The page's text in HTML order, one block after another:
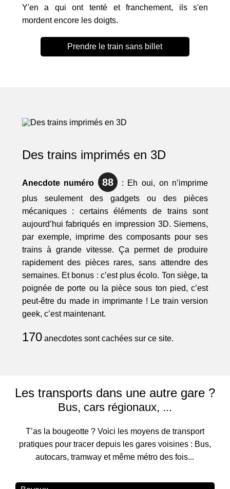
Y'en a qui ont tenté et franchement, ils s'en
mordent encore les doigts.
Prendre le train sans billet
Des trains imprimés en 3D
Anecdote numéro 88 : Eh oui, on n’imprime
plus seulement des gadgets ou des pièces
mécaniques : certains éléments de trains sont
aujourd’hui fabriqués en impression 3D. Siemens,
par exemple, imprime des composants pour ses
trains à grande vitesse. Ça permet de produire
rapidement des pièces rares, sans attendre des
semaines. Et bonus : c’est plus écolo. Ton siège, ta
poignée de porte ou la pièce sous ton pied, c’est
peut-être du made in imprimante ! Le train version
geek, c’est maintenant.
170anecdotes sont cachées sur ce site.
Les transports dans une autre gare ?
Bus, cars régionaux, ...
T’as la bougeotte ? Voici les moyens de transport
pratiques pour tracer depuis les gares voisines : Bus,
autocars, tramway et même métro des fois...